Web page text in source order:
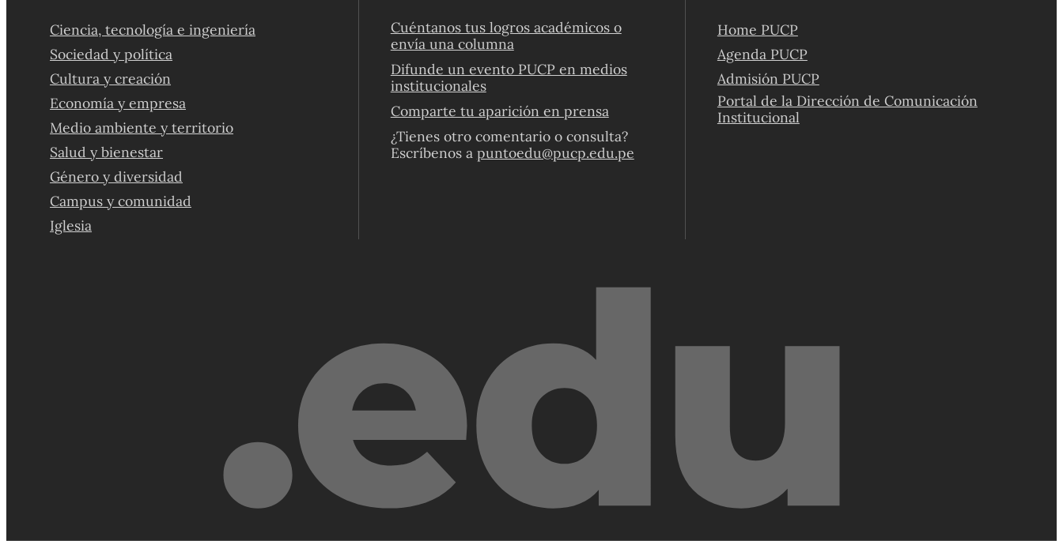
Ciencia, tecnología e ingeniería
Sociedad y política
Cultura y creación
Economía y empresa
Medio ambiente y territorio
Salud y bienestar
Género y diversidad
Campus y comunidad
Iglesia
Cuéntanos tus logros académicos o
envía una columna
Difunde un evento PUCP en medios
institucionales
Comparte tu aparición en prensa
¿Tienes otro comentario o consulta?
Escríbenos a puntoedu@pucp.edu.pe
Home PUCP
Agenda PUCP
Admisión PUCP
Portal de la Dirección de Comunicación
Institucional